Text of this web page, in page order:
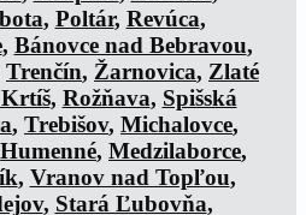
, Poltár, Revúca,
, Bánovce nad Bebravou,
Trenčín, Žarnovica, Zlaté
, Rožňava, Spišská
, Trebišov, Michalovce,
Humenné, Medzilaborce,
, Vranov nad Topľou,
, Stará Ľubovňa,